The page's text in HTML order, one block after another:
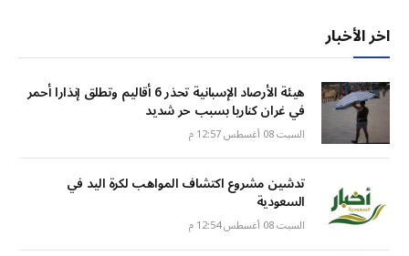
اخر الأخبار
هيئة الأرصاد الإسبانية تحذر 6 أقاليم وتطلق إنذارا أحمر
في غران كناريا بسبب حر شديد
السبت 08 أغسطس 12:57 م
تدشين مشروع اكتشاف المواهب لكرة اليد في
السعودية
السبت 08 أغسطس 12:54 م